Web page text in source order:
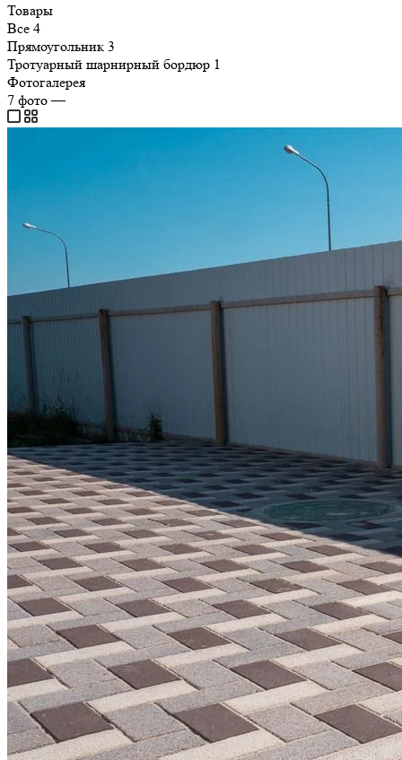
Товары
Все 4
Прямоугольник 3
Тротуарный шарнирный бордюр 1
Фотогалерея
7 фото—